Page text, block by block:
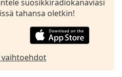
suosikkiradiokanaviasi
tahansa oletkin!